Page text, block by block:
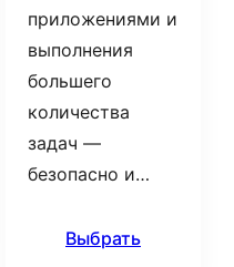
приложениями и
выполнения
большего
количества
задач —
безопасно и…
Выбрать